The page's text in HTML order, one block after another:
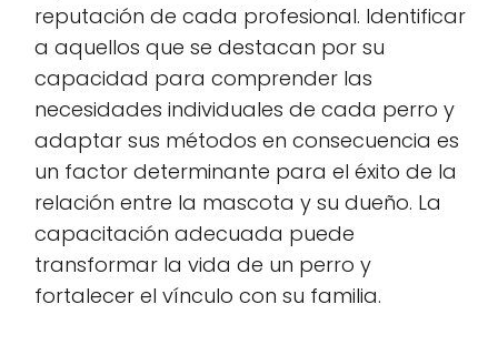
reputación de cada profesional. Identificar
a aquellos que se destacan por su
capacidad para comprender las
necesidades individuales de cada perro y
adaptar sus métodos en consecuencia es
un factor determinante para el éxito de la
relación entre la mascota y su dueño. La
capacitación adecuada puede
transformar la vida de un perro y
fortalecer el vínculo con su familia.